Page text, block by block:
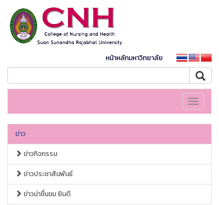
หน้าหลักมหาวิทยาลัย
Toggle
ข่าว
ข่าวกิจกรรม
ข่าวประชาสัมพันธ์
ข่าวน่าชื่นชม ยินดี